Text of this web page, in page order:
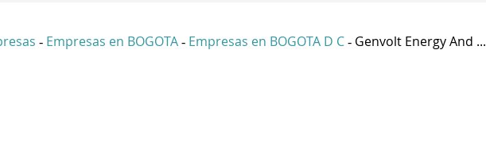
- Empresas en BOGOTA - Empresas en BOGOTA D C - Genvolt Energy And ...